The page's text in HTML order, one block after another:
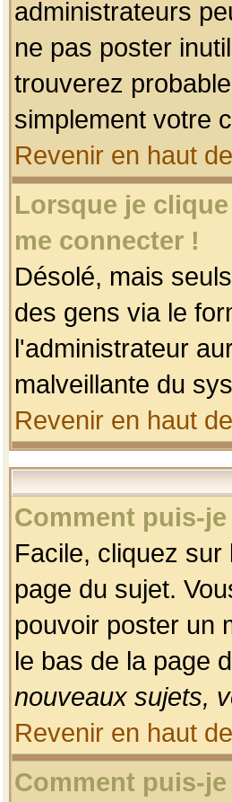
administrateurs
ne pas poster
trouverez
simplement votre
Revenir en haut
Lorsque je
me connecter !
Désolé, mais
des gens via le
l'administrateur
malveillante du
Revenir en haut
Comment puis-
Facile, cliquez
page du sujet.
pouvoir poster un
le bas de la page
nouveaux sujets,
Revenir en haut
Comment puis-